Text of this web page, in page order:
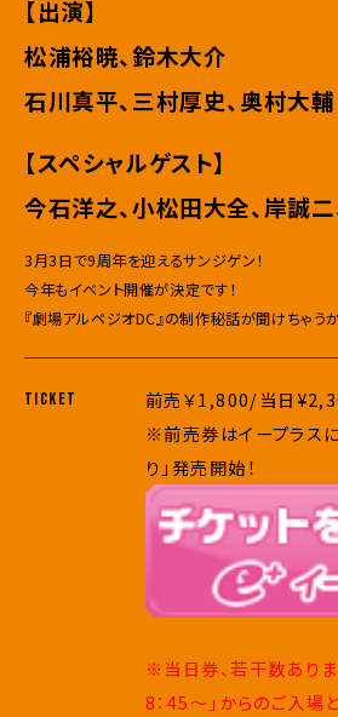
【出演】
松浦裕暁、鈴木大介
石川真平、三村厚史、奥村大輔
【スペシャルゲスト】
今石洋之、小松田大全、岸誠
3月3日で9周年を迎えるサンジゲン！
今年もイベント開催が決定です！
『劇場アルペジオDC』の制作秘話が聞けちゃう
TICKET
前売￥1,800/当日
※前売券はイープラス
り」発売開始！
※当日券、若干数ありま
8：45～」からのご入場